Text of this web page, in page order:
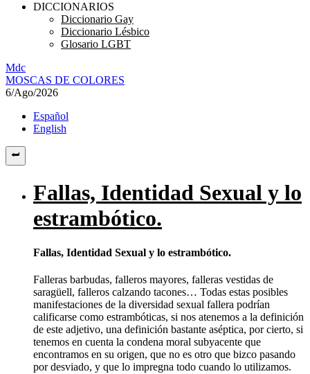
DICCIONARIOS
Diccionario Gay
Diccionario Lésbico
Glosario LGBT
Mdc
MOSCAS DE COLORES
6/Ago/2026
Español
English
Fallas, Identidad Sexual y lo
estrambótico.
Fallas, Identidad Sexual y lo estrambótico.
Falleras barbudas, falleros mayores, falleras vestidas de
saragüell, falleros calzando tacones… Todas estas posibles
manifestaciones de la diversidad sexual fallera podrían
calificarse como estrambóticas, si nos atenemos a la definición
de este adjetivo, una definición bastante aséptica, por cierto, si
tenemos en cuenta la condena moral subyacente que
encontramos en su origen, que no es otro que bizco pasando
por desviado, y que lo impregna todo cuando lo utilizamos.